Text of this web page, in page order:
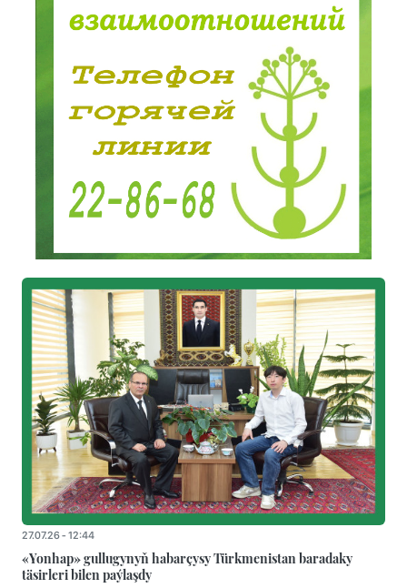
27.07.26 - 12:44
«Yonhap» gullugynyň habarçysy Türkmenistan baradaky
täsirleri bilen paýlaşdy